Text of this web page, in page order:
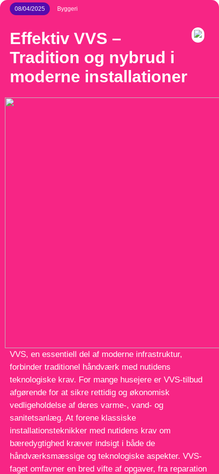
08/04/2025 Byggeri
Effektiv VVS –
Tradition og nybrud i
moderne installationer
VVS, en essentiell del af moderne infrastruktur,
forbinder traditionel håndværk med nutidens
teknologiske krav. For mange husejere er VVS-tilbud
afgørende for at sikre rettidig og økonomisk
vedligeholdelse af deres varme-, vand- og
sanitetsanlæg. At forene klassiske
installationsteknikker med nutidens krav om
bæredygtighed kræver indsigt i både de
håndværksmæssige og teknologiske aspekter. VVS-
faget omfavner en bred vifte af opgaver, fra reparation